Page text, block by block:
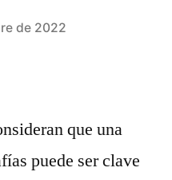
de 2022
que una
puede ser clave